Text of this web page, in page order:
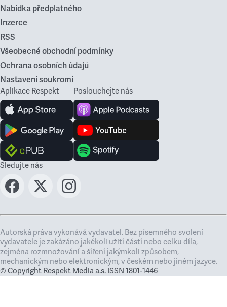
Nabídka předplatného
Inzerce
RSS
Všeobecné obchodní podmínky
Ochrana osobních údajů
Nastavení soukromí
Aplikace Respekt Poslouchejte nás
Sledujte nás
Autorská práva vykonává vydavatel. Bez písemného svolení
vydavatele je zakázáno jakékoli užití částí nebo celku díla,
zejména rozmnožování a šíření jakýmkoli způsobem,
mechanickým nebo elektronickým, v českém nebo jiném jazyce.
© Copyright Respekt Media a.s. ISSN 1801-1446